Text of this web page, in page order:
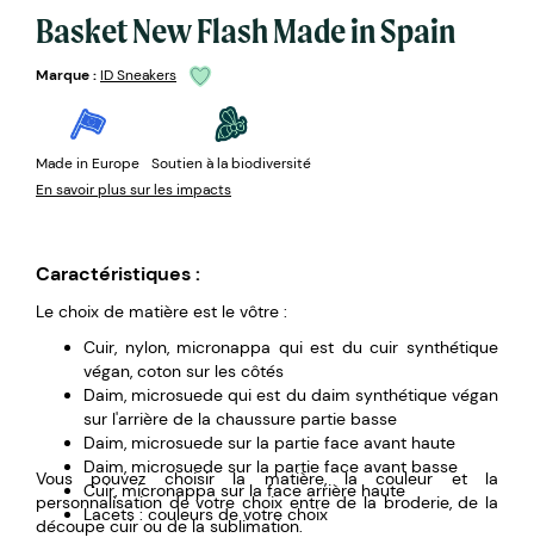
Basket New Flash Made in Spain
Marque :ID Sneakers
Made in Europe
Soutien à la biodiversité
En savoir plus sur les impacts
Caractéristiques :
Le choix de matière est le vôtre :
Cuir, nylon, micronappa qui est du cuir synthétique
végan, coton sur les côtés
Daim, microsuede qui est du daim synthétique végan
sur l'arrière de la chaussure partie basse
Daim, microsuede sur la partie face avant haute
Daim, microsuede sur la partie face avant basse
Cuir, micronappa sur la face arrière haute
Lacets : couleurs de votre choix
Vous pouvez choisir la matière, la couleur et la
personnalisation de votre choix entre de la broderie, de la
découpe cuir ou de la sublimation.